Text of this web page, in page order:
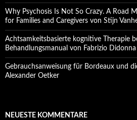
Why Psychosis Is Not So Crazy. A Road
for Families and Caregivers von Stijn
Achtsamkeitsbasierte kognitive Therapie
Behandlungsmanual von Fabrizio Didonna
Gebrauchsanweisung für Bordeaux und
Alexander Oetker
NEUESTE KOMMENTARE